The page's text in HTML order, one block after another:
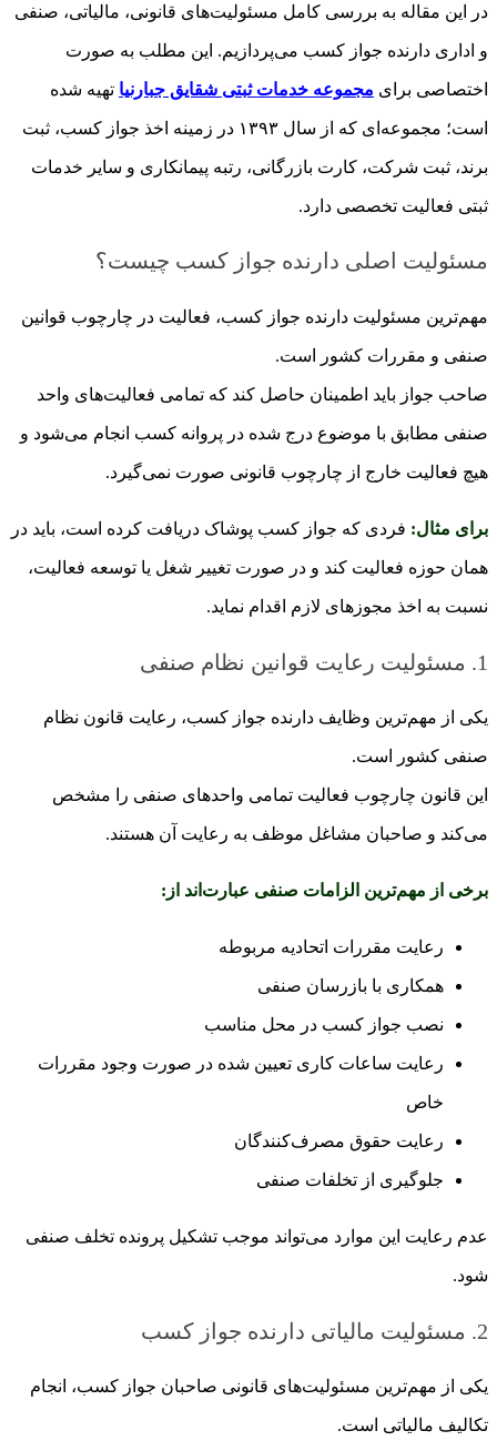
در این مقاله به بررسی کامل مسئولیت‌های قانونی، مالیاتی، صنفی
و اداری دارنده جواز کسب می‌پردازیم. این مطلب به صورت
اختصاصی برای مجموعه خدمات ثبتی شقایق جبارنیا تهیه شده
است؛ مجموعه‌ای که از سال ۱۳۹۳ در زمینه اخذ جواز کسب، ثبت
برند، ثبت شرکت، کارت بازرگانی، رتبه پیمانکاری و سایر خدمات
ثبتی فعالیت تخصصی دارد.
مسئولیت اصلی دارنده جواز کسب چیست؟
مهم‌ترین مسئولیت دارنده جواز کسب، فعالیت در چارچوب قوانین
صنفی و مقررات کشور است.
صاحب جواز باید اطمینان حاصل کند که تمامی فعالیت‌های واحد
صنفی مطابق با موضوع درج شده در پروانه کسب انجام می‌شود و
هیچ فعالیت خارج از چارچوب قانونی صورت نمی‌گیرد.
برای مثال: فردی که جواز کسب پوشاک دریافت کرده است، باید در
همان حوزه فعالیت کند و در صورت تغییر شغل یا توسعه فعالیت،
نسبت به اخذ مجوزهای لازم اقدام نماید.
1. مسئولیت رعایت قوانین نظام صنفی
یکی از مهم‌ترین وظایف دارنده جواز کسب، رعایت قانون نظام
صنفی کشور است.
این قانون چارچوب فعالیت تمامی واحدهای صنفی را مشخص
می‌کند و صاحبان مشاغل موظف به رعایت آن هستند.
برخی از مهم‌ترین الزامات صنفی عبارت‌اند از:
رعایت مقررات اتحادیه مربوطه
همکاری با بازرسان صنفی
نصب جواز کسب در محل مناسب
رعایت ساعات کاری تعیین شده در صورت وجود مقررات
خاص
رعایت حقوق مصرف‌کنندگان
جلوگیری از تخلفات صنفی
عدم رعایت این موارد می‌تواند موجب تشکیل پرونده تخلف صنفی
شود.
2. مسئولیت مالیاتی دارنده جواز کسب
یکی از مهم‌ترین مسئولیت‌های قانونی صاحبان جواز کسب، انجام
تکالیف مالیاتی است.